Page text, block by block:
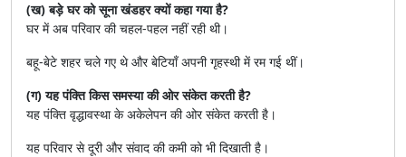
(ख) बड़े घर को सूना खंडहर क्यों कहा गया है?
घर में अब परिवार की चहल-पहल नहीं रही थी।
बहू-बेटे शहर चले गए थे और बेटियाँ अपनी गृहस्थी में रम गई थीं।
(ग) यह पंक्ति किस समस्या की ओर संकेत करती है?
यह पंक्ति वृद्धावस्था के अकेलेपन की ओर संकेत करती है।
यह परिवार से दूरी और संवाद की कमी को भी दिखाती है।